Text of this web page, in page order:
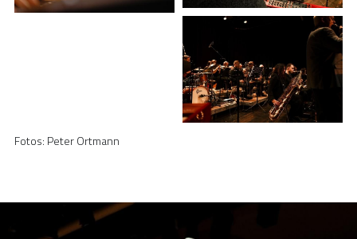
Fotos: Peter Ortmann